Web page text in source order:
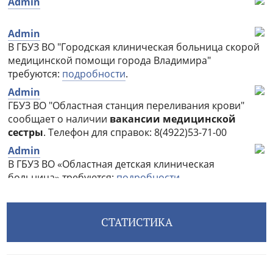
СТАТИСТИКА